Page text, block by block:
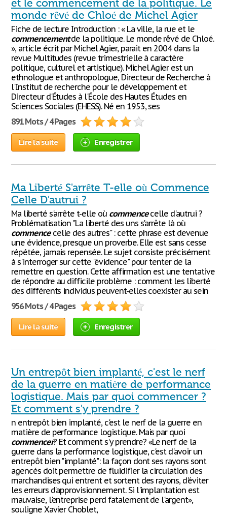
et le commencement de la politique. Le
monde rêvé de Chloé de Michel Agier
Fiche de lecture Introduction : « La ville, la rue et le
commencementde la politique. Le monde rêvé de Chloé.
», article écrit par Michel Agier, parait en 2004 dans la
revue Multitudes (revue trimestrielle à caractère
politique, culturel et artistique). Michel Agier est un
ethnologue et anthropologue, Directeur de Recherche à
l'Institut de recherche pour le développement et
Directeur d'Études à l'École des Hautes Études en
Sciences Sociales (EHESS). Né en 1953, ses
891 Mots / 4 Pages
Lire la suite Enregistrer
Ma Liberté S'arrête T-elle où Commence
Celle D'autrui ?
Ma liberté s'arrête t-elle où commencecelle d'autrui ?
Problématisation "La liberté des uns s'arrête là où
commencecelle des autres" : cette phrase est devenue
une évidence, presque un proverbe. Elle est sans cesse
répétée, jamais repensée. Le sujet consiste précisément
à s'interroger sur cette "évidence" pour tenter de la
remettre en question. Cette affirmation est une tentative
de répondre au difficile problème : comment les liberté
des différents individus peuvent-elles coexister au sein
956 Mots / 4 Pages
Lire la suite Enregistrer
Un entrepôt bien implanté, c'est le nerf
de la guerre en matière de performance
logistique. Mais par quoi commencer ?
Et comment s'y prendre ?
n entrepôt bien implanté, c'est le nerf de la guerre en
matière de performance logistique. Mais par quoi
commencer? Et comment s'y prendre? «Le nerf de la
guerre dans la performance logistique, c'est d'avoir un
entrepôt bien "implanté": la façon dont ses rayons sont
agencés doit permettre de fluidifier la circulation des
marchandises qui entrent et sortent des rayons, d'éviter
les erreurs d'approvisionnement. Si l'implantation est
mauvaise, l'entreprise perd fatalement de l'argent»,
souligne Xavier Choblet,